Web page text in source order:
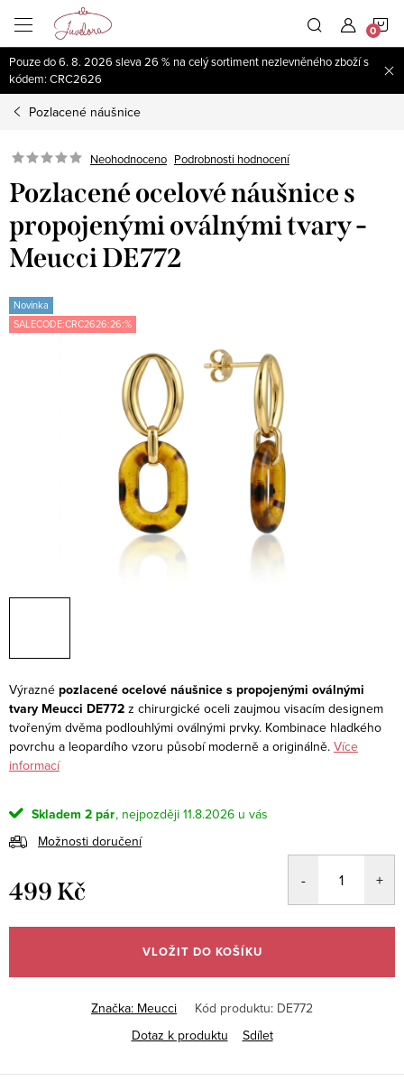
obsah
Pouze do 6. 8. 2026 sleva 26 % na celý sortiment nezlevněného zboží s
kódem: CRC2626
Pozlacené náušnice
Neohodnoceno Podrobnosti hodnocení
Pozlacené ocelové náušnice s
propojenými oválnými tvary -
Meucci DE772
Novinka
SALECODE:CRC2626:26:%
Výrazné pozlacené ocelové náušnice s propojenými oválnými
tvary Meucci DE772 z chirurgické oceli zaujmou visacím designem
tvořeným dvěma podlouhlými oválnými prvky. Kombinace hladkého
povrchu a leopardího vzoru působí moderně a originálně. Více
informací
Skladem 2 pár
11.8.2026
Možnosti doručení
499 Kč
cena:
VLOŽIT DO KOŠÍKU
Značka: Meucci Kód produktu: DE772
Dotaz k produktu
Sdílet